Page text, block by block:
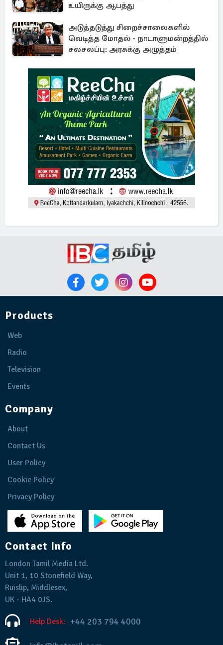
உயிருக்கு ஆபத்து
அடுத்தடுத்து சிறைச்சாலைகளில்
வெடித்த மோதல் - நாடாளுமன்றத்தில்
சலசலப்பு: அரசுக்கு அழுத்தம்
Products
Web
Radio
Television
Events
Company
About
Contact Us
User Policy
Cookie Policy
Privacy Policy
Contact Info
London Tamil Media Ltd.
Unit 1, 10 Stonefield Way,
Ruislip, Middlesex,
UK - HA4 0JS.
Help Desk: +44 203 794 4000